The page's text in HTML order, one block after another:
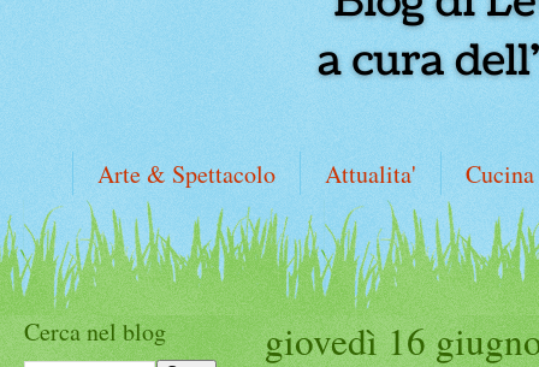
Arte & Spettacolo Attualita' Cucina
giovedì 16
Cerca nel blog